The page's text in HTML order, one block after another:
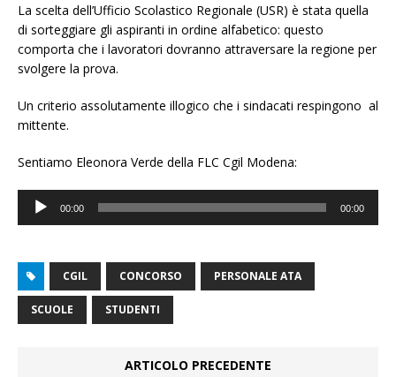
La scelta dell’Ufficio Scolastico Regionale (USR) è stata quella
di sorteggiare gli aspiranti in ordine alfabetico: questo
comporta che i lavoratori dovranno attraversare la regione per
svolgere la prova.
Un criterio assolutamente illogico che i sindacati respingono al
mittente.
Sentiamo Eleonora Verde della FLC Cgil Modena:
Audio
Player
00:00 00:00
CGIL CONCORSO PERSONALE ATA
SCUOLE STUDENTI
ARTICOLO PRECEDENTE